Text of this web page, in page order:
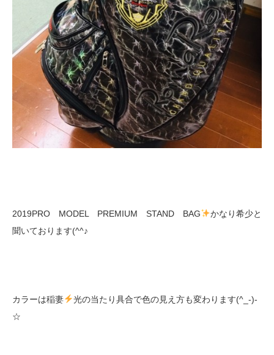
2019PRO MODEL PREMIUM STAND BAG
かなり希少と
聞いております(^^♪
カラーは稲妻
光の当たり具合で色の見え方も変わります(^_-)-
☆